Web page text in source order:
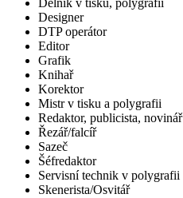
Dělník v tisku, polygrafii
Designer
DTP operátor
Editor
Grafik
Knihař
Korektor
Mistr v tisku a polygrafii
Redaktor, publicista, novinář
Řezář/falcíř
Sazeč
Šéfredaktor
Servisní technik v polygrafii
Skenerista/Osvitář